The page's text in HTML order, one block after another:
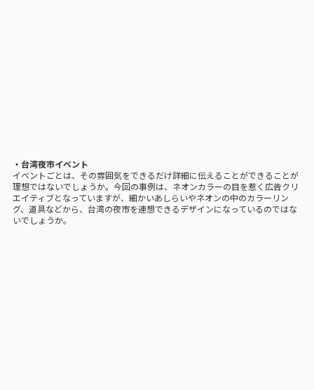
・台湾夜市イベント
イベントごとは、その雰囲気をできるだけ詳細に伝えることができることが
理想ではないでしょうか。今回の事例は、ネオンカラーの目を惹く広告クリ
エイティブとなっていますが、細かいあしらいやネオンの中のカラーリン
グ、道具などから、台湾の夜市を連想できるデザインになっているのではな
いでしょうか。